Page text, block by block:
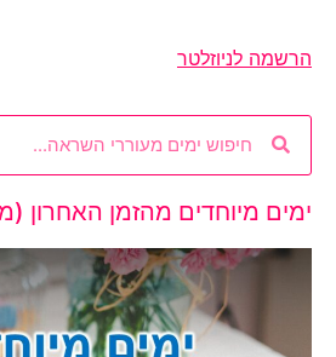
הרשמה לניוזלטר
ימים מיוחדים מהזמן האחרון